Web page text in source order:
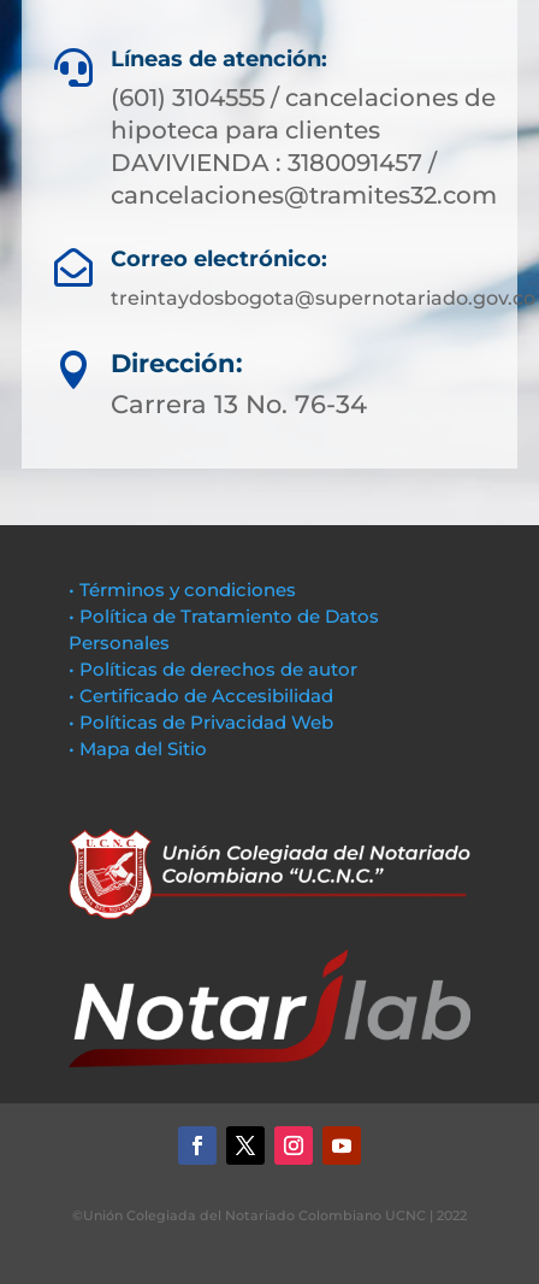
 Líneas de atención:
(601) 3104555 / cancelaciones de
hipoteca para clientes
DAVIVIENDA : 3180091457 /
cancelaciones@tramites32.com
 Correo electrónico:
treintaydosbogota@supernotariado.gov.co

Dirección:
Carrera 13 No. 76-34
• Términos y condiciones
• Política de Tratamiento de Datos
Personales
• Políticas de derechos de autor
• Certificado de Accesibilidad
• Políticas de Privacidad Web
• Mapa del Sitio
©Unión Colegiada del Notariado Colombiano UCNC | 2022